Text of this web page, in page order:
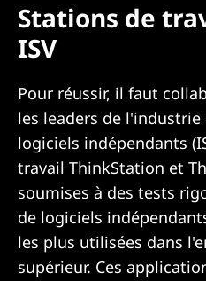
Stations de
ISV
Pour réussir, il faut
les leaders de
logiciels indépendants
travail ThinkStation et
soumises à des tests
de logiciels
les plus utilisées dans
supérieur. Ces